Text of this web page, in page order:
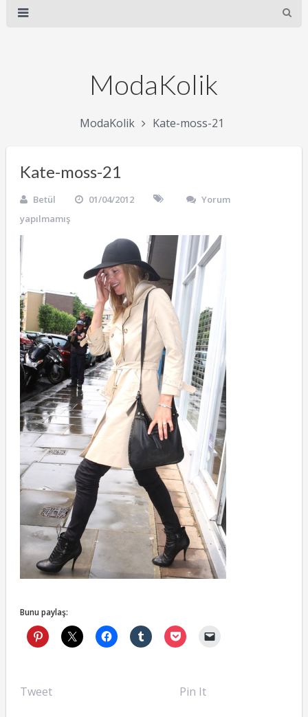
ModaKolik
ModaKolik Kate-moss-21
Kate-moss-21
Betül 01/04/2012
Yorum
yapılmamış
Bunu paylaş:
Tweet Pin It